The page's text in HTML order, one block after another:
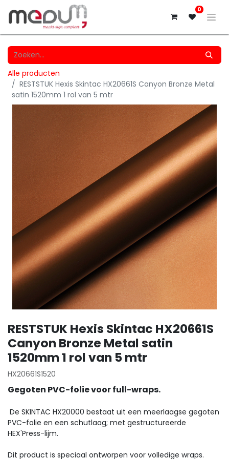
0
Alle producten
RESTSTUK Hexis Skintac HX20661S Canyon Bronze Metal
satin 1520mm 1 rol van 5 mtr
RESTSTUK Hexis Skintac HX20661S
Canyon Bronze Metal satin
1520mm 1 rol van 5 mtr
HX20661S1520
Gegoten PVC-folie voor full-wraps.
De SKINTAC HX20000 bestaat uit een meerlaagse gegoten
PVC-folie en een schutlaag; met gestructureerde
HEX'Press-lijm.
Dit product is speciaal ontworpen voor volledige wraps.